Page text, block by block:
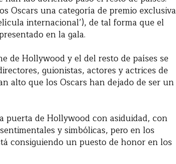
Oscars una categoría de premio exclusiva
internacional’), de tal forma que el
en la gala.
de Hollywood y el del resto de países se
guionistas, actores y actrices de
alto que los Oscars han dejado de ser un
puerta de Hollywood con asiduidad, con
y simbólicas, pero en los
consiguiendo un puesto de honor en los